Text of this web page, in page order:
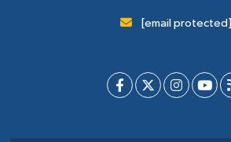
[email protected]